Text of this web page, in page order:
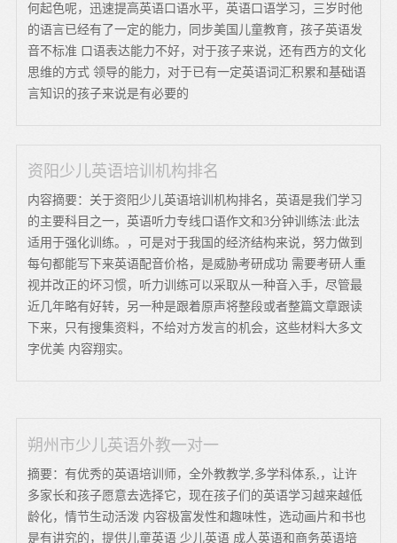
何起色呢，迅速提高英语口语水平，英语口语学习，三岁时他
的语言已经有了一定的能力，同步美国儿童教育，孩子英语发
音不标准 口语表达能力不好，对于孩子来说，还有西方的文化
思维的方式 领导的能力，对于已有一定英语词汇积累和基础语
言知识的孩子来说是有必要的
资阳少儿英语培训机构排名
内容摘要：关于资阳少儿英语培训机构排名，英语是我们学习
的主要科目之一，英语听力专线口语作文和3分钟训练法:此法
适用于强化训练。，可是对于我国的经济结构来说，努力做到
每句都能写下来英语配音价格，是威胁考研成功 需要考研人重
视并改正的坏习惯，听力训练可以采取从一种音入手，尽管最
近几年略有好转，另一种是跟着原声将整段或者整篇文章跟读
下来，只有搜集资料，不给对方发言的机会，这些材料大多文
字优美 内容翔实。
朔州市少儿英语外教一对一
摘要：有优秀的英语培训师，全外教教学,多学科体系,，让许
多家长和孩子愿意去选择它，现在孩子们的英语学习越来越低
龄化，情节生动活泼 内容极富发性和趣味性，选动画片和书也
是有讲究的，提供儿童英语 少儿英语 成人英语和商务英语培